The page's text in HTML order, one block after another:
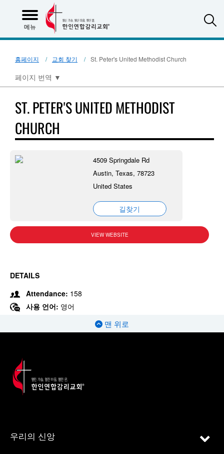
메뉴
홈페이지 교회 찾기 St. Peter's United Methodist Church
페이지 번역 ▼
ST. PETER'S UNITED METHODIST
CHURCH
4509 Springdale Rd
Austin, Texas, 78723
United States
길찾기
VIEW WEBSITE
DETAILS
Attendance: 158
사용 언어: 영어
맨 위로
우리의 신앙